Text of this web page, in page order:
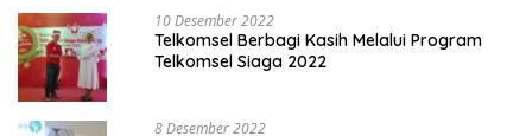
10 Desember 2022
Telkomsel Berbagi Kasih Melalui Program
Telkomsel Siaga 2022
8 Desember 2022